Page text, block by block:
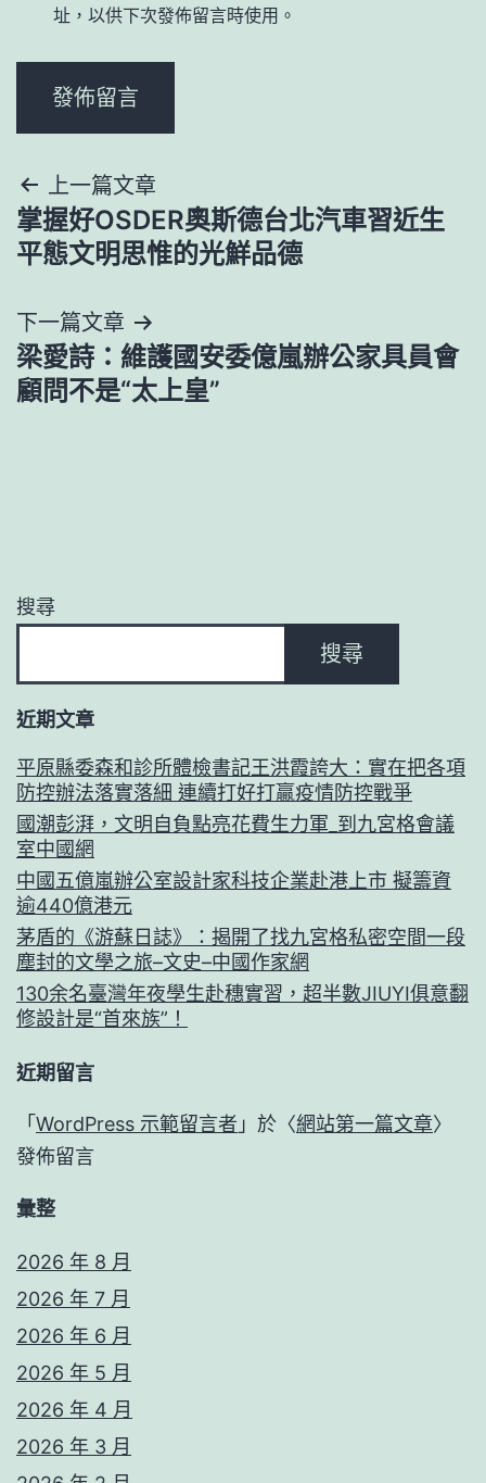
址，以供下次發佈留言時使用。
文
章
覽
上一篇文章
掌握好OSDER奧斯德台北汽車習近生
平態文明思惟的光鮮品德
下一篇文章
梁愛詩：維護國安委億嵐辦公家具員會
顧問不是“太上皇”
搜尋
搜尋
近期文章
平原縣委森和診所體檢書記王洪霞誇大：實在把各項
防控辦法落實落細 連續打好打贏疫情防控戰爭
國潮彭湃，文明自負點亮花費生力軍_到九宮格會議
室中國網
中國五億嵐辦公室設計家科技企業赴港上市 擬籌資
逾440億港元
茅盾的《游蘇日誌》：揭開了找九宮格私密空間一段
塵封的文學之旅–文史–中國作家網
130余名臺灣年夜學生赴穗實習，超半數JIUYI俱意翻
修設計是“首來族”！
近期留言
「 WordPress 示範留言者 」於〈網站第一篇文章〉
發佈留言
彙整
2026 年 8 月
2026 年 7 月
2026 年 6 月
2026 年 5 月
2026 年 4 月
2026 年 3 月